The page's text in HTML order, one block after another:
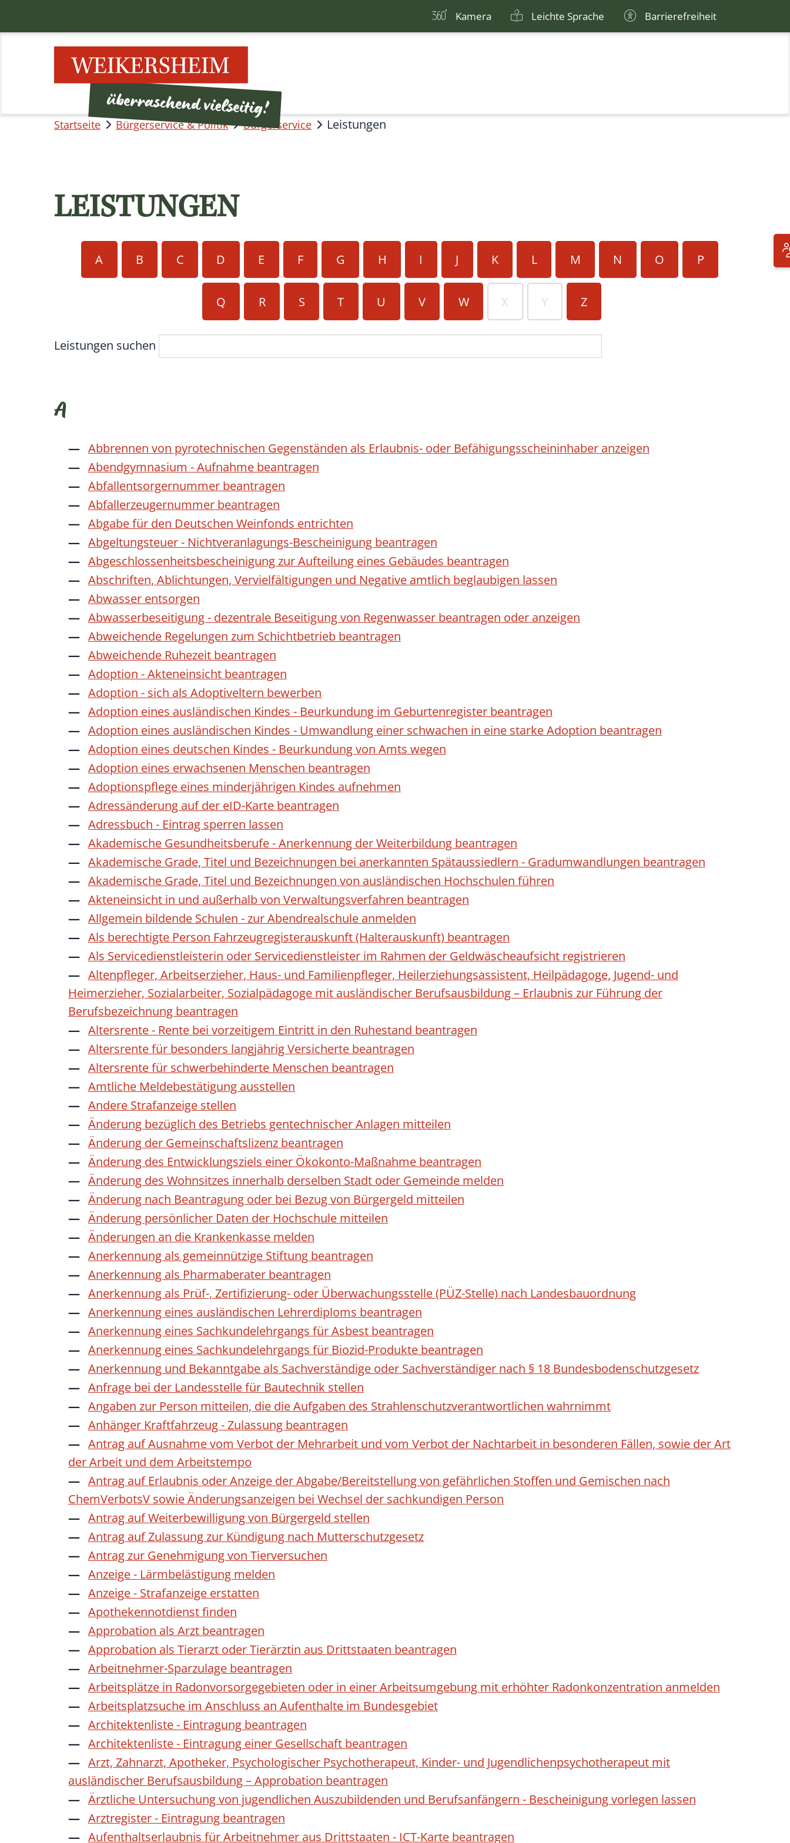
Kamera Leichte Sprache Barrierefreiheit
Startseite Bürgerservice & Politik Bürgerservice Leistungen
LEISTUNGEN
A B C D E F G H I J K L M N O P
Q R S T U V W X Y Z
Leistungen suchen
A
Abbrennen von pyrotechnischen Gegenständen als Erlaubnis- oder Befähigungsscheininhaber anzeigen
Abendgymnasium - Aufnahme beantragen
Abfallentsorgernummer beantragen
Abfallerzeugernummer beantragen
Abgabe für den Deutschen Weinfonds entrichten
Abgeltungsteuer - Nichtveranlagungs-Bescheinigung beantragen
Abgeschlossenheitsbescheinigung zur Aufteilung eines Gebäudes beantragen
Abschriften, Ablichtungen, Vervielfältigungen und Negative amtlich beglaubigen lassen
Abwasser entsorgen
Abwasserbeseitigung - dezentrale Beseitigung von Regenwasser beantragen oder anzeigen
Abweichende Regelungen zum Schichtbetrieb beantragen
Abweichende Ruhezeit beantragen
Adoption - Akteneinsicht beantragen
Adoption - sich als Adoptiveltern bewerben
Adoption eines ausländischen Kindes - Beurkundung im Geburtenregister beantragen
Adoption eines ausländischen Kindes - Umwandlung einer schwachen in eine starke Adoption beantragen
Adoption eines deutschen Kindes - Beurkundung von Amts wegen
Adoption eines erwachsenen Menschen beantragen
Adoptionspflege eines minderjährigen Kindes aufnehmen
Adressänderung auf der eID-Karte beantragen
Adressbuch - Eintrag sperren lassen
Akademische Gesundheitsberufe - Anerkennung der Weiterbildung beantragen
Akademische Grade, Titel und Bezeichnungen bei anerkannten Spätaussiedlern - Gradumwandlungen beantragen
Akademische Grade, Titel und Bezeichnungen von ausländischen Hochschulen führen
Akteneinsicht in und außerhalb von Verwaltungsverfahren beantragen
Allgemein bildende Schulen - zur Abendrealschule anmelden
Als berechtigte Person Fahrzeugregisterauskunft (Halterauskunft) beantragen
Als Servicedienstleisterin oder Servicedienstleister im Rahmen der Geldwäscheaufsicht registrieren
Altenpfleger, Arbeitserzieher, Haus- und Familienpfleger, Heilerziehungsassistent, Heilpädagoge, Jugend- und
Heimerzieher, Sozialarbeiter, Sozialpädagoge mit ausländischer Berufsausbildung – Erlaubnis zur Führung der
Berufsbezeichnung beantragen
Altersrente - Rente bei vorzeitigem Eintritt in den Ruhestand beantragen
Altersrente für besonders langjährig Versicherte beantragen
Altersrente für schwerbehinderte Menschen beantragen
Amtliche Meldebestätigung ausstellen
Andere Strafanzeige stellen
Änderung bezüglich des Betriebs gentechnischer Anlagen mitteilen
Änderung der Gemeinschaftslizenz beantragen
Änderung des Entwicklungsziels einer Ökokonto-Maßnahme beantragen
Änderung des Wohnsitzes innerhalb derselben Stadt oder Gemeinde melden
Änderung nach Beantragung oder bei Bezug von Bürgergeld mitteilen
Änderung persönlicher Daten der Hochschule mitteilen
Änderungen an die Krankenkasse melden
Anerkennung als gemeinnützige Stiftung beantragen
Anerkennung als Pharmaberater beantragen
Anerkennung als Prüf-, Zertifizierung- oder Überwachungsstelle (PÜZ-Stelle) nach Landesbauordnung
Anerkennung eines ausländischen Lehrerdiploms beantragen
Anerkennung eines Sachkundelehrgangs für Asbest beantragen
Anerkennung eines Sachkundelehrgangs für Biozid-Produkte beantragen
Anerkennung und Bekanntgabe als Sachverständige oder Sachverständiger nach § 18 Bundesbodenschutzgesetz
Anfrage bei der Landesstelle für Bautechnik stellen
Angaben zur Person mitteilen, die die Aufgaben des Strahlenschutzverantwortlichen wahrnimmt
Anhänger Kraftfahrzeug - Zulassung beantragen
Antrag auf Ausnahme vom Verbot der Mehrarbeit und vom Verbot der Nachtarbeit in besonderen Fällen, sowie der Art
der Arbeit und dem Arbeitstempo
Antrag auf Erlaubnis oder Anzeige der Abgabe/Bereitstellung von gefährlichen Stoffen und Gemischen nach
ChemVerbotsV sowie Änderungsanzeigen bei Wechsel der sachkundigen Person
Antrag auf Weiterbewilligung von Bürgergeld stellen
Antrag auf Zulassung zur Kündigung nach Mutterschutzgesetz
Antrag zur Genehmigung von Tierversuchen
Anzeige - Lärmbelästigung melden
Anzeige - Strafanzeige erstatten
Apothekennotdienst finden
Approbation als Arzt beantragen
Approbation als Tierarzt oder Tierärztin aus Drittstaaten beantragen
Arbeitnehmer-Sparzulage beantragen
Arbeitsplätze in Radonvorsorgegebieten oder in einer Arbeitsumgebung mit erhöhter Radonkonzentration anmelden
Arbeitsplatzsuche im Anschluss an Aufenthalte im Bundesgebiet
Architektenliste - Eintragung beantragen
Architektenliste - Eintragung einer Gesellschaft beantragen
Arzt, Zahnarzt, Apotheker, Psychologischer Psychotherapeut, Kinder- und Jugendlichenpsychotherapeut mit
ausländischer Berufsausbildung – Approbation beantragen
Ärztliche Untersuchung von jugendlichen Auszubildenden und Berufsanfängern - Bescheinigung vorlegen lassen
Arztregister - Eintragung beantragen
Aufenthaltserlaubnis für Arbeitnehmer aus Drittstaaten - ICT-Karte beantragen